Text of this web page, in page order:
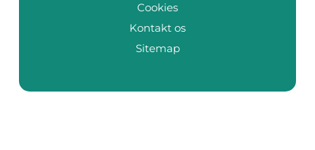
Cookies
Kontakt os
Sitemap